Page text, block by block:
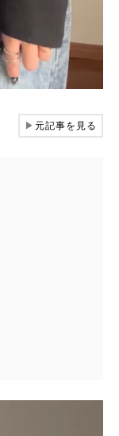
▶元記事を見る